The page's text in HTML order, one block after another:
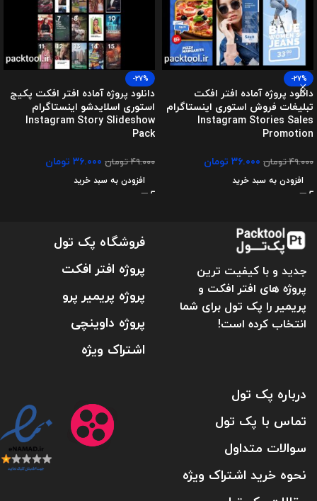
-27%
دانلود پروژه آماده افتر افکت
تبلیغات فروش استوری اینستاگرام
Instagram Stories Sales
Promotion
۴۹.۰۰۰تومان ۳۶.۰۰۰ تومان
افزودن به سبد خرید
-27%
دانلود پروژه آماده افتر افکت پکیج
استوری اسلایدشو اینستاگرام
Instagram Story Slideshow
Pack
۴۹.۰۰۰تومان ۳۶.۰۰۰ تومان
افزودن به سبد خرید
جدید و با کیفیت ترین
پروژه های افتر افکت و
پریمیر را پک تول برای شما
انتخاب کرده است!
فروشگاه پک تول
پروژه افتر افکت
پروژه پریمیر پرو
پروژه داوینچی
اشتراک ویژه
درباره پک تول
تماس با پک تول
سوالات متداول
نحوه خرید اشتراک ویژه